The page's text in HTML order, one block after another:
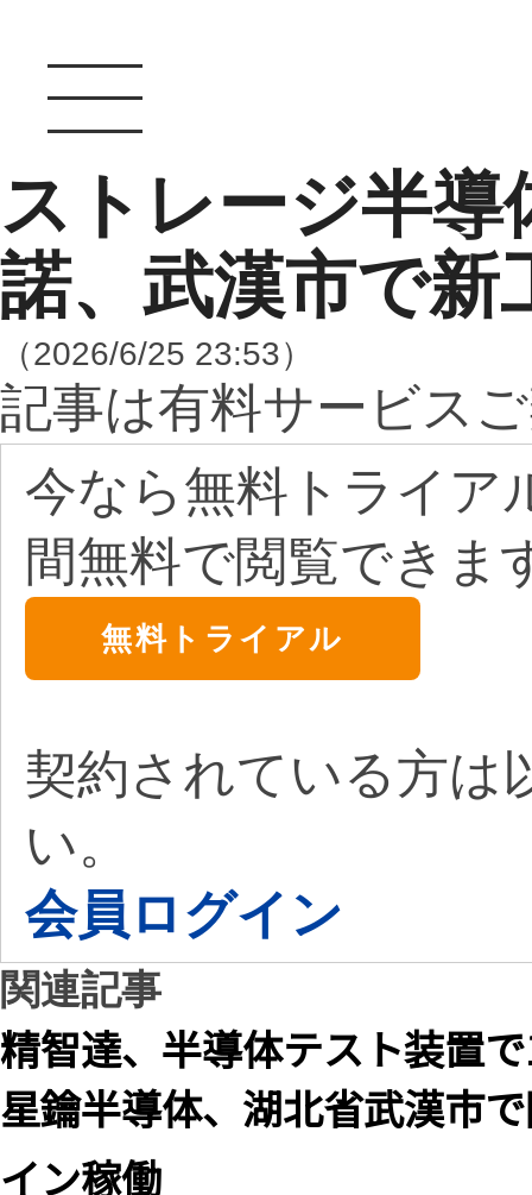
ストレージ半
諾、武漢市で新
（2026/6/25 23:53）
記事は有料サービス
今なら無料トライア
間無料で閲覧できま
無料トライアル
契約されている方は
い。
会員ログイン
関連記事
精智達、半導体テスト装置
星鑰半導体、湖北省武漢市
イン稼働